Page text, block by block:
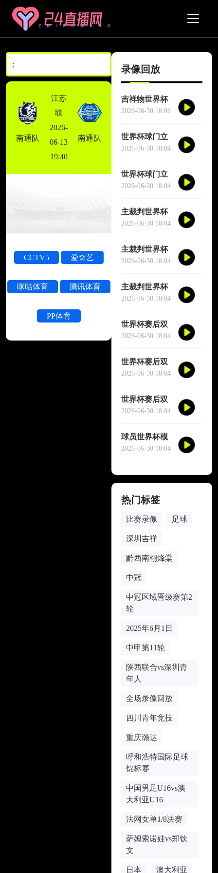
;
南通队
江苏
联
2026-
06-13
19:40
南通队
CCTV5 爱奇艺
咪咕体育 腾讯体育
PP体育
录像回放
吉祥物世界杯
场边跳舞干扰
2026-06-30 18:06
世界杯球门立
柱三次救险
2026-06-30 18:04
世界杯球门立
柱三次救险
2026-06-30 18:04
主裁判世界杯
被撞晕短暂失
2026-06-30 18:04
主裁判世界杯
被撞晕短暂失
2026-06-30 18:04
主裁判世界杯
被撞晕短暂失
2026-06-30 18:04
世界杯赛后双
方球员大规模
2026-06-30 18:04
世界杯赛后双
方球员大规模
2026-06-30 18:04
世界杯赛后双
方球员大规模
2026-06-30 18:04
球员世界杯模
仿哈兰德冥想
2026-06-30 18:04
热门标签
比赛录像 足球
深圳吉祥
黔西南栩烽棠
中冠
中冠区域晋级赛第2
轮
2025年6月1日
中甲第11轮
陕西联合vs深圳青
年人
全场录像回放
四川青年竞技
重庆瀚达
呼和浩特国际足球
锦标赛
中国男足U16vs澳
大利亚U16
法网女单1/8决赛
萨姆索诺娃vs郑钦
文
日本 澳大利亚